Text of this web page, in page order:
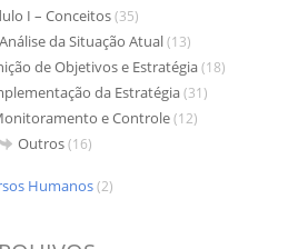
I – Conceitos(35)
da Situação Atual(13)
de Objetivos e Estratégia(18)
da Estratégia(31)
e Controle(12)
Outros(16)
Humanos(2)